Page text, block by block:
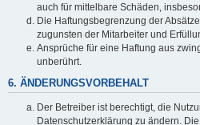
auch für mittelbare Schäden,
Die Haftungsbegrenzung der
zugunsten der Mitarbeiter und
Ansprüche für eine Haftung aus
unberührt.
6. ÄNDERUNGSVORBEHALT
Der Betreiber ist berechtigt, die
Datenschutzerklärung zu ändern.